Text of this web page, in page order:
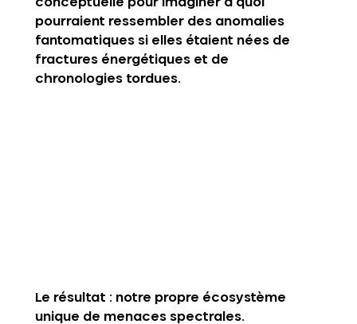
pourraient ressembler des anomalies
fantomatiques si elles étaient nées de
fractures énergétiques et de
chronologies tordues.
Le résultat : notre propre écosystème
unique de menaces spectrales.